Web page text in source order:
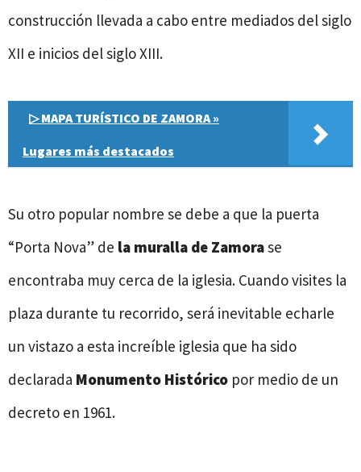
construcción llevada a cabo entre mediados del siglo
XII e inicios del siglo XIII.
▷ MAPA TURÍSTICO DE ZAMORA »
Lugares más destacados
Su otro popular nombre se debe a que la puerta
“Porta Nova” de la muralla de Zamorase
encontraba muy cerca de la iglesia. Cuando visites la
plaza durante tu recorrido, será inevitable echarle
un vistazo a esta increíble iglesia que ha sido
declarada Monumento Histórico por medio de un
decreto en 1961.